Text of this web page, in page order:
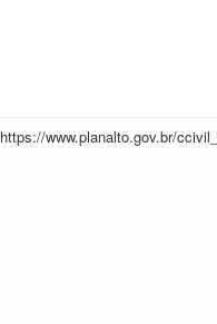
https://www.planalto.gov.br/